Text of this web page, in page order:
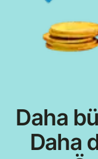
Daha
Daha